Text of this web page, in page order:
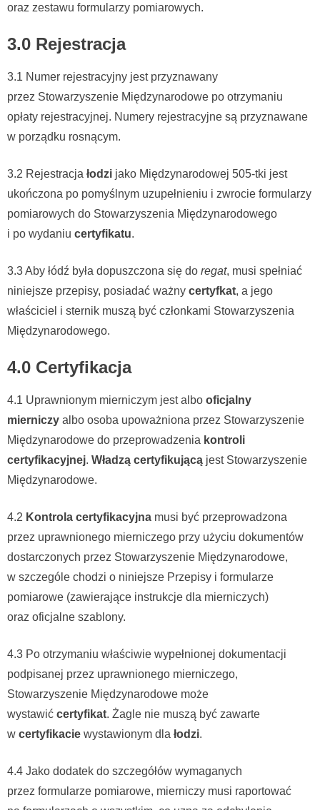
oraz zestawu formularzy pomiarowych.
3.0 Rejestracja
3.1 Numer rejestracyjny jest przyznawany
przez Stowarzyszenie Międzynarodowe po otrzymaniu
opłaty rejestracyjnej. Numery rejestracyjne są przyznawane
w porządku rosnącym.
3.2 Rejestracja łodzi jako Międzynarodowej 505-tki jest
ukończona po pomyślnym uzupełnieniu i zwrocie formularzy
pomiarowych do Stowarzyszenia Międzynarodowego
i po wydaniu certyfikatu.
3.3 Aby łódź była dopuszczona się do regat, musi spełniać
niniejsze przepisy, posiadać ważny certyfkat, a jego
właściciel i sternik muszą być członkami Stowarzyszenia
Międzynarodowego.
4.0 Certyfikacja
4.1 Uprawnionym mierniczym jest albo oficjalny
mierniczy albo osoba upoważniona przez Stowarzyszenie
Międzynarodowe do przeprowadzenia kontroli
certyfikacyjnej. Władzą certyfikującą jest Stowarzyszenie
Międzynarodowe.
4.2 Kontrola certyfikacyjna musi być przeprowadzona
przez uprawnionego mierniczego przy użyciu dokumentów
dostarczonych przez Stowarzyszenie Międzynarodowe,
w szczególe chodzi o niniejsze Przepisy i formularze
pomiarowe (zawierające instrukcje dla mierniczych)
oraz oficjalne szablony.
4.3 Po otrzymaniu właściwie wypełnionej dokumentacji
podpisanej przez uprawnionego mierniczego,
Stowarzyszenie Międzynarodowe może
wystawić certyfikat. Żagle nie muszą być zawarte
w certyfikacie wystawionym dla łodzi.
4.4 Jako dodatek do szczegółów wymaganych
przez formularze pomiarowe, mierniczy musi raportować